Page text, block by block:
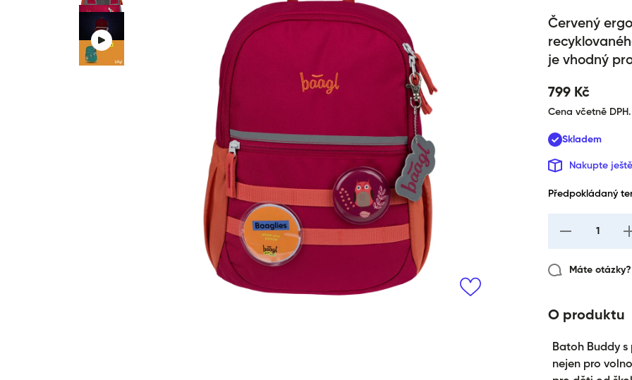
Červený
je vhodný
799 Kč
Cena včetně DPH.
Skladem
Nakupte
Předpokládaný
I18n Error:
interpolation
množství pro {{
Máte
O produktu
Batoh Buddy
nejen pro